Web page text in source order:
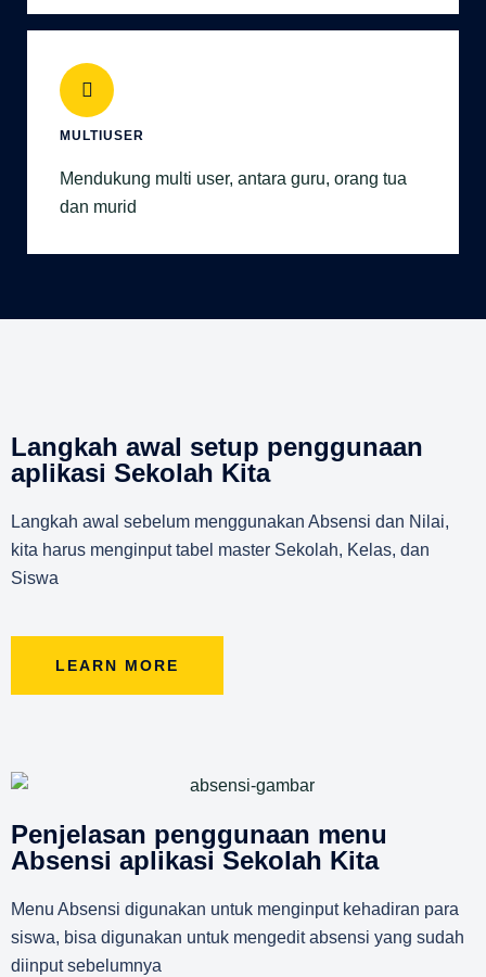
MULTIUSER
Mendukung multi user, antara guru, orang tua
dan murid
Langkah awal setup penggunaan
aplikasi Sekolah Kita
Langkah awal sebelum menggunakan Absensi dan Nilai,
kita harus menginput tabel master Sekolah, Kelas, dan
Siswa
LEARN MORE
Penjelasan penggunaan menu
Absensi aplikasi Sekolah Kita
Menu Absensi digunakan untuk menginput kehadiran para
siswa, bisa digunakan untuk mengedit absensi yang sudah
diinput sebelumnya